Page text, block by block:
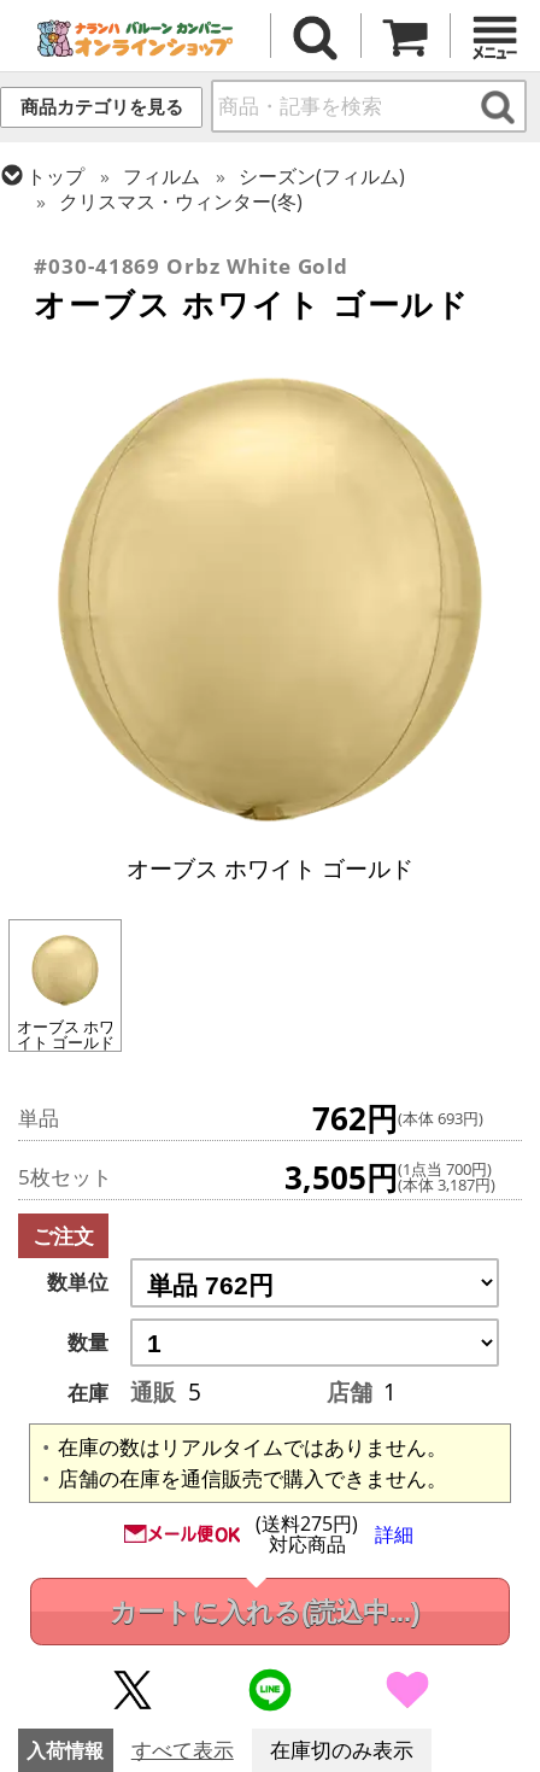
商品カテゴリを見る
トップ フィルム
シーズン(フィルム)
クリスマス・ウィンター(冬)
#030-41869 Orbz White Gold
オーブス ホワイト ゴールド
オーブス ホワイト ゴールド
オーブス ホワ
イト ゴールド
単品 762円(本体 693円)
5枚セット 3,505円(1点当 700円)
(本体 3,187円)
ご注文
数単位
数量
在庫
通販 5 店舗 1
在庫の数はリアルタイムではありません。
店舗の在庫を通信販売で購入できません。
(送料275円)
対応商品 詳細
カートに入れる(読込中...)
入荷情報 すべて表示 在庫切のみ表示